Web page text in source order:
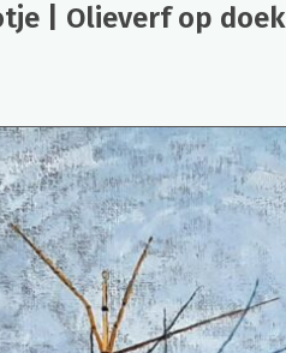
| Olieverf op doek